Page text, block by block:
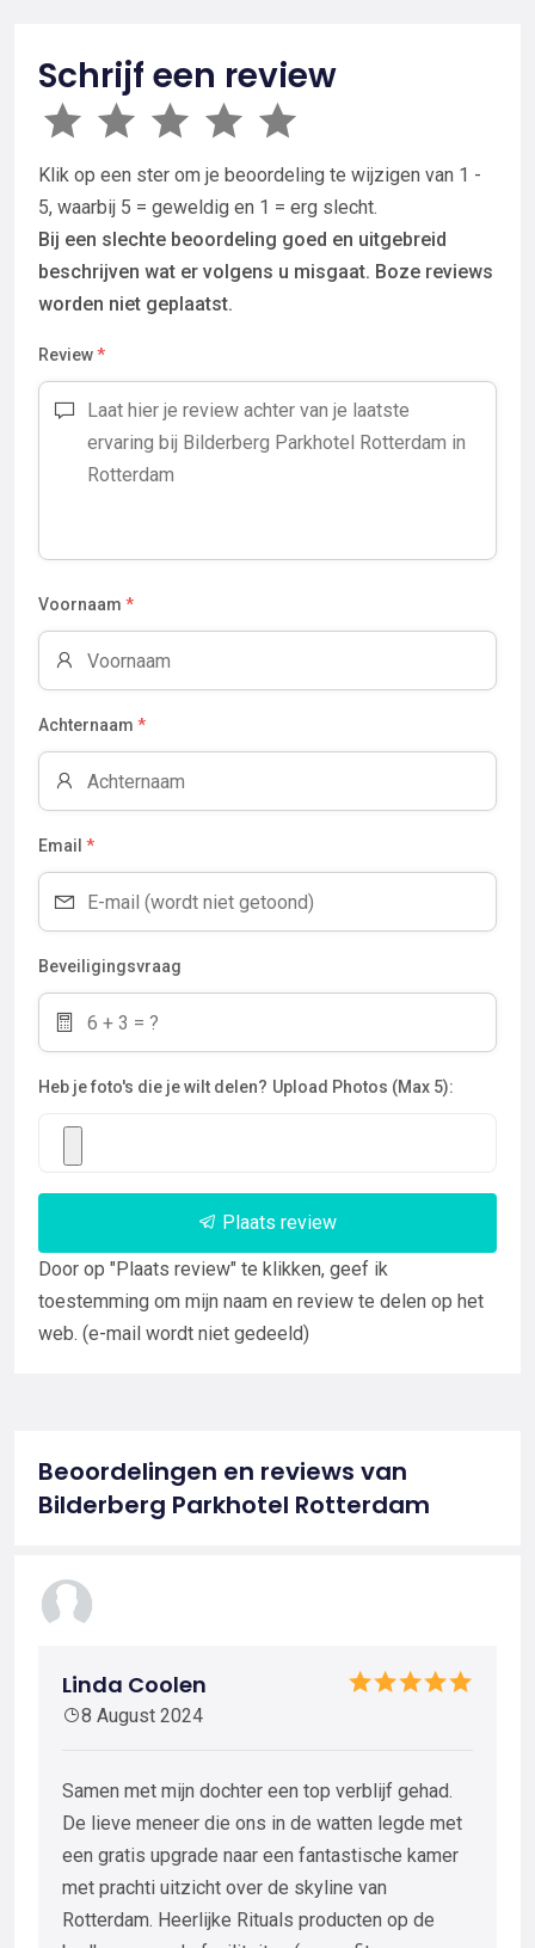
Schrijf een review
Klik op een ster om je beoordeling te wijzigen van 1 -
5, waarbij 5 = geweldig en 1 = erg slecht.
Bij een slechte beoordeling goed en uitgebreid
beschrijven wat er volgens u misgaat. Boze reviews
worden niet geplaatst.
Review*
Voornaam *
Achternaam *
Email *
Beveiligingsvraag
Heb je foto's die je wilt delen? Upload Photos (Max 5):
Plaats review
Door op "Plaats review" te klikken, geef ik
toestemming om mijn naam en review te delen op het
web. (e-mail wordt niet gedeeld)
Beoordelingen en reviews van
Bilderberg Parkhotel Rotterdam
Linda Coolen
8 August 2024
Samen met mijn dochter een top verblijf gehad.
De lieve meneer die ons in de watten legde met
een gratis upgrade naar een fantastische kamer
met prachti uitzicht over de skyline van
Rotterdam. Heerlijke Rituals producten op de